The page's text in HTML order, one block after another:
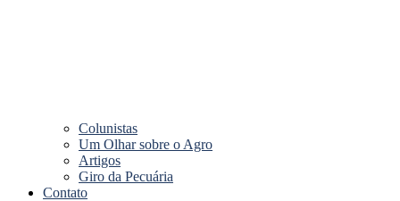
Colunistas
Um Olhar sobre o Agro
Artigos
Giro da Pecuária
Contato